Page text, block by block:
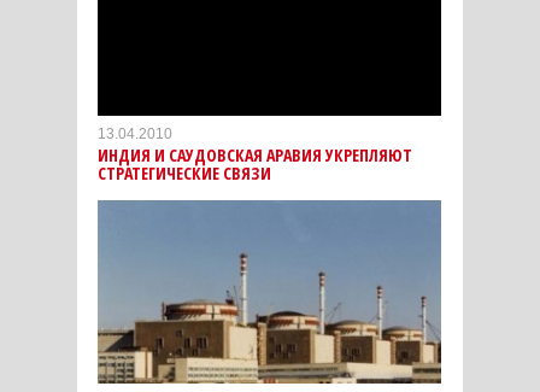
13.04.2010
ИНДИЯ И САУДОВСКАЯ АРАВИЯ УКРЕПЛЯЮТ
СТРАТЕГИЧЕСКИЕ СВЯЗИ